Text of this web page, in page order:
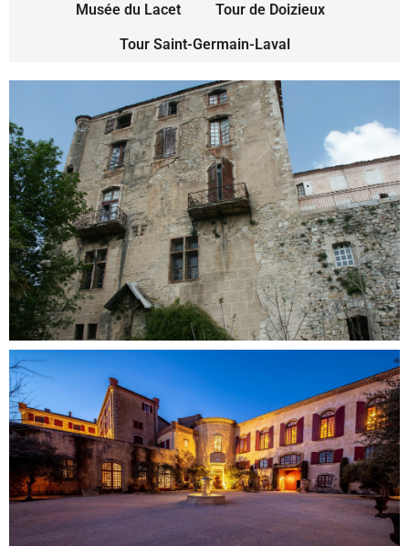
Musée du Lacet
Tour de Doizieux
Tour Saint-Germain-Laval